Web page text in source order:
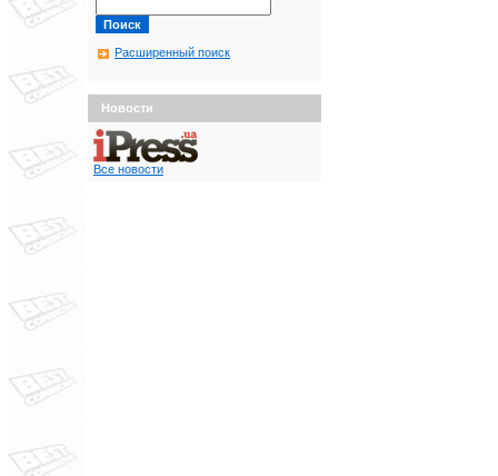
Расширенный поиск
Новости
Все новости